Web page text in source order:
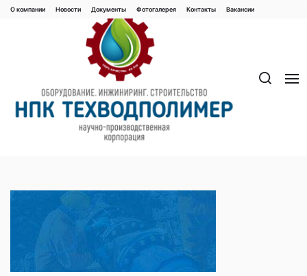
Перейти
О компании Новости Документы Фотогалерея Контaкты Вакaнсии